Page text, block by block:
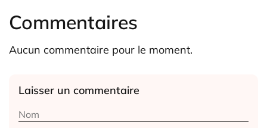
Commentaires
Aucun commentaire pour le moment.
Laisser un commentaire
Alternative: